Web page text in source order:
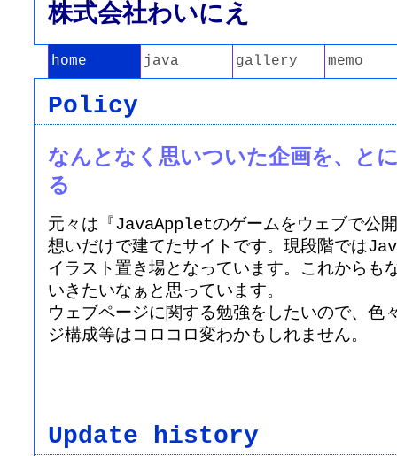
株式会社わいにえ
home java gallery memo
Policy
なんとなく思いついた企画を、と
る
元々は『JavaAppletのゲームをウェブで公
想いだけで建てたサイトです。現段階では
イラスト置き場となっています。これからも
いきたいなぁと思っています。
ウェブページに関する勉強をしたいので、色
ジ構成等はコロコロ変わかもしれません。
Update history